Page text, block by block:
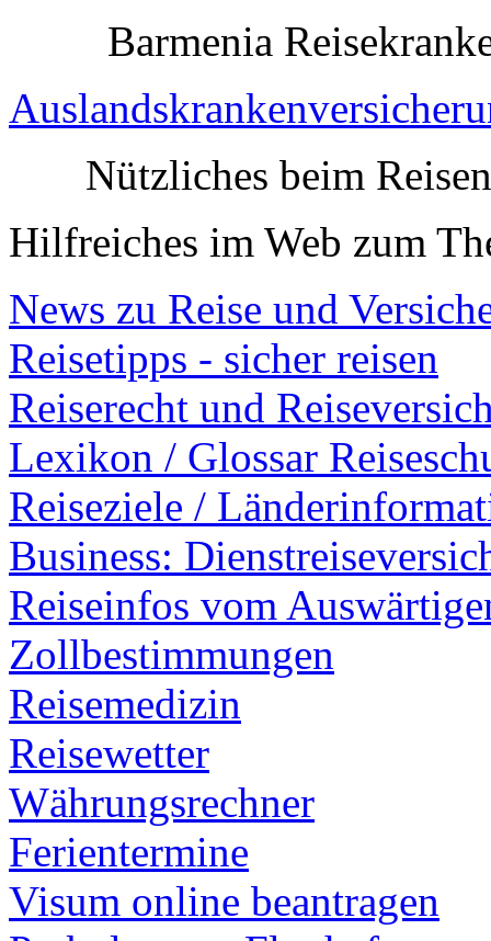
Barmenia
Nützliches beim Reisen
Hilfreiches im Web zum
News zu Reise und
Reisetipps - sicher reisen
Reiserecht und
Lexikon / Glossar
Reiseziele /
Business:
Reiseinfos vom
Zollbestimmungen
Reisemedizin
Reisewetter
Währungsrechner
Ferientermine
Visum online beantragen